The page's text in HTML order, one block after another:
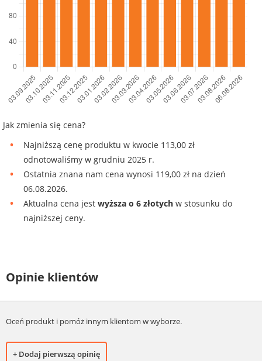
Jak zmienia się cena?
Najniższą cenę produktu w kwocie 113,00 zł
odnotowaliśmy w grudniu 2025 r.
Ostatnia znana nam cena wynosi 119,00 zł na dzień
06.08.2026.
Aktualna cena jest wyższa o 6 złotych w stosunku do
najniższej ceny.
Opinie klientów
Oceń produkt i pomóż innym klientom w wyborze.
+ Dodaj pierwszą opinię